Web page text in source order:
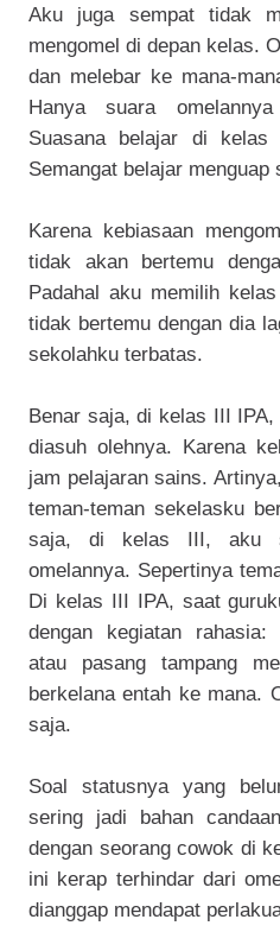
Aku juga sempat tidak
mengomel di depan kelas.
dan melebar ke mana-
Hanya suara
Suasana belajar di
Semangat belajar menguap
Karena kebiasaan
tidak akan bertemu
Padahal aku memilih
tidak bertemu dengan dia
sekolahku terbatas.
Benar saja, di kelas III
diasuh olehnya. Karena
jam pelajaran sains.
teman-teman sekelasku
saja, di kelas III, aku
omelannya. Sepertinya
Di kelas III IPA, saat
dengan kegiatan
atau pasang tampang
berkelana entah ke mana.
saja.
Soal statusnya yang
sering jadi bahan
dengan seorang cowok di
ini kerap terhindar dari
dianggap mendapat